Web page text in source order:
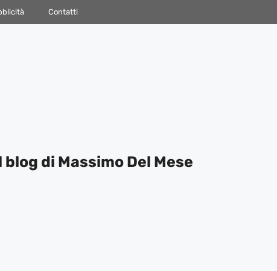
Contatti
blog di Massimo Del Mese